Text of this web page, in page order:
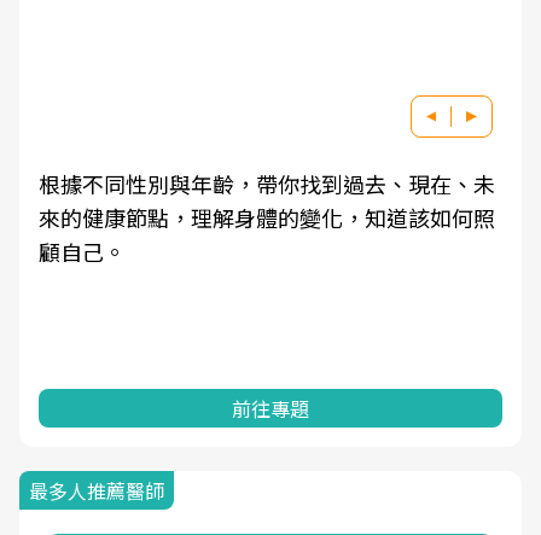
根據不同性別與年齡，帶你找到過去、現在、未
來的健康節點，理解身體的變化，知道該如何照
顧自己。
前往專題
最多人推薦醫師